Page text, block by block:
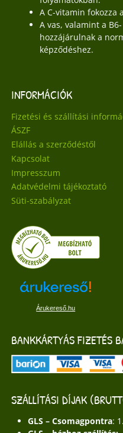
A C-vitamin fokozza
A vas, valamint a
hozzájárulnak a
képződéshez.
INFORMÁCIÓK
Fizetési és szállítási
ÁSZF
Elállás a szerződéstől
Kapcsolat
Impresszum
Adatvédelmi tájékoztató
Süti-szabályzat
Árukereső.hu
BANKKÁRTYÁS FIZETÉS
SZÁLLÍTÁSI DÍJAK
GLS – Csomagpontra: